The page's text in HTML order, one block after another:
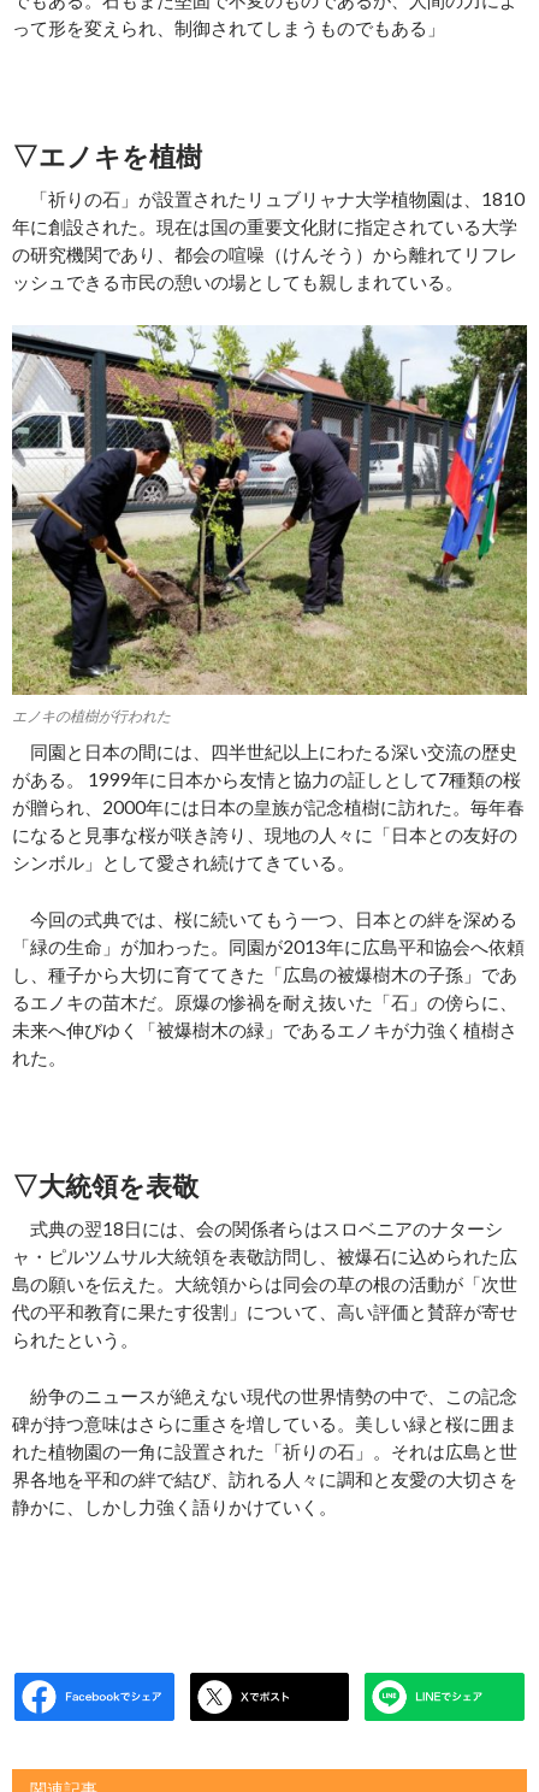
って形を変えられ、制御されてしまうものでもある」
▽エノキを植樹
「祈りの石」が設置されたリュブリャナ大学植物園は、1810
年に創設された。現在は国の重要文化財に指定されている大学
の研究機関であり、都会の喧噪（けんそう）から離れてリフレ
ッシュできる市民の憩いの場としても親しまれている。
エノキの植樹が行われた
同園と日本の間には、四半世紀以上にわたる深い交流の歴史
がある。 1999年に日本から友情と協力の証しとして7種類の桜
が贈られ、2000年には日本の皇族が記念植樹に訪れた。毎年春
になると見事な桜が咲き誇り、現地の人々に「日本との友好の
シンボル」として愛され続けてきている。
今回の式典では、桜に続いてもう一つ、日本との絆を深める
「緑の生命」が加わった。同園が2013年に広島平和協会へ依頼
し、種子から大切に育ててきた「広島の被爆樹木の子孫」であ
るエノキの苗木だ。原爆の惨禍を耐え抜いた「石」の傍らに、
未来へ伸びゆく「被爆樹木の緑」であるエノキが力強く植樹さ
れた。
▽大統領を表敬
式典の翌18日には、会の関係者らはスロベニアのナターシ
ャ・ピルツムサル大統領を表敬訪問し、被爆石に込められた広
島の願いを伝えた。大統領からは同会の草の根の活動が「次世
代の平和教育に果たす役割」について、高い評価と賛辞が寄せ
られたという。
紛争のニュースが絶えない現代の世界情勢の中で、この記念
碑が持つ意味はさらに重さを増している。美しい緑と桜に囲ま
れた植物園の一角に設置された「祈りの石」。それは広島と世
界各地を平和の絆で結び、訪れる人々に調和と友愛の大切さを
静かに、しかし力強く語りかけていく。